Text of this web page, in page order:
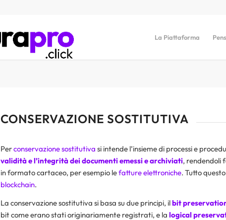
La Piattaforma
CONSERVAZIONE SOSTITUTIVA
Perconservazione sostitutiva si intende l’insieme di processi e
validità e l’integrità dei documenti emessi e archiviati, rendendoli
in formato cartaceo, per esempio lefatture elettroniche. Tutto
blockchain.
La conservazione sostitutiva si basa su due principi, ilbit
bit come erano stati originariamente registrati, e la logical